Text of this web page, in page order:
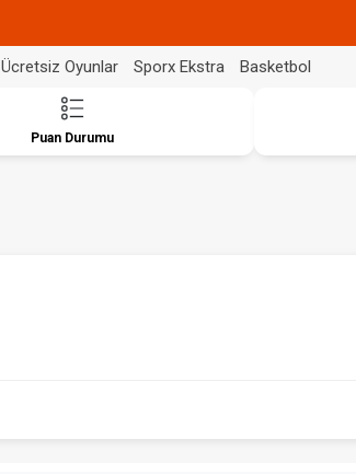
Ücretsiz Oyunlar Sporx Ekstra Basketbol
Puan Durumu